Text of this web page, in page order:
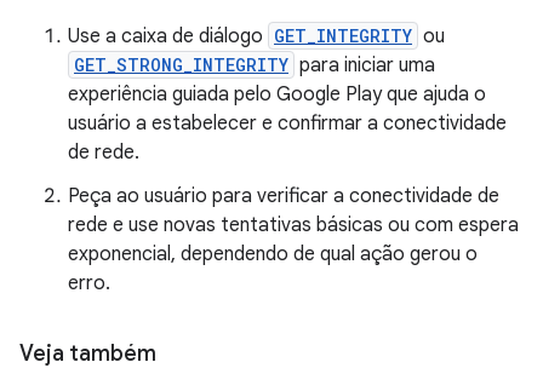
Use a caixa de diálogo GET_INTEGRITY ou
GET_STRONG_INTEGRITY para iniciar uma
experiência guiada pelo Google Play que ajuda o
usuário a estabelecer e confirmar a conectividade
de rede.
Peça ao usuário para verificar a conectividade de
rede e use novas tentativas básicas ou com espera
exponencial, dependendo de qual ação gerou o
erro.
Veja também